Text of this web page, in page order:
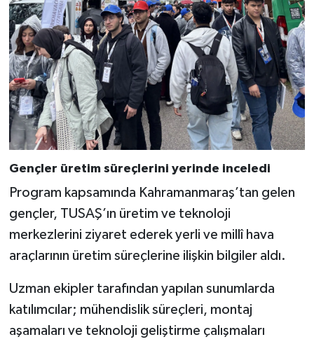
Gençler üretim süreçlerini yerinde inceledi
Program kapsamında Kahramanmaraş’tan gelen
gençler, TUSAŞ’ın üretim ve teknoloji
merkezlerini ziyaret ederek yerli ve millî hava
araçlarının üretim süreçlerine ilişkin bilgiler aldı.
Uzman ekipler tarafından yapılan sunumlarda
katılımcılar; mühendislik süreçleri, montaj
aşamaları ve teknoloji geliştirme çalışmaları
MİZAH
TARİH
Genel
Politika
YEREL
BÖLGEDEN
BİLİM TEKNOLOJİ
SEÇİM 2015